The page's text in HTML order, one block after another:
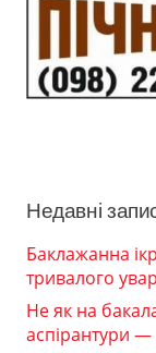
Недавні
Баклажанна
тривалого
Не як на
аспірантури